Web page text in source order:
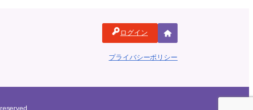
ログイン
ー
プライバシーポリシー